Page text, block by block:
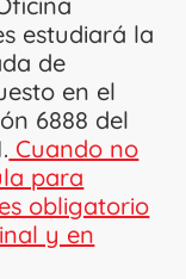
estudiará la
de
en el
6888 del
Cuando no
para
obligatorio
y en